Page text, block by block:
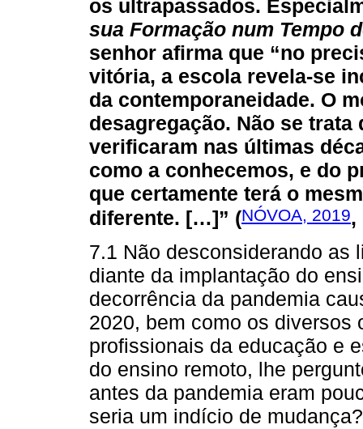
os ultrapassados.
sua Formação num Tempo
senhor afirma que “no
vitória, a escola revela-se
da contemporaneidade. O
desagregação. Não se
verificaram nas últimas
como a conhecemos, e do
que certamente terá o
diferente. […]” (NÓVOA, 2019,
7.1 Não desconsiderando as
diante da implantação do
decorrência da pandemia
2020, bem como os diversos
profissionais da educação e
do ensino remoto, lhe
antes da pandemia eram
seria um indício de mudança?